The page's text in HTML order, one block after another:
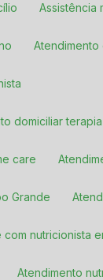
domiciliar
care
Grande
com nutricionista
Atendimento